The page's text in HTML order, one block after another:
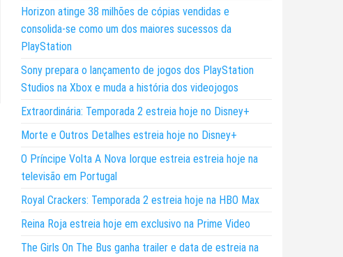
Horizon atinge 38 milhões de cópias vendidas e
consolida-se como um dos maiores sucessos da
PlayStation
Sony prepara o lançamento de jogos dos PlayStation
Studios na Xbox e muda a história dos videojogos
Extraordinária: Temporada 2 estreia hoje no Disney+
Morte e Outros Detalhes estreia hoje no Disney+
O Príncipe Volta A Nova Iorque estreia estreia hoje na
televisão em Portugal
Royal Crackers: Temporada 2 estreia hoje na HBO Max
Reina Roja estreia hoje em exclusivo na Prime Video
The Girls On The Bus ganha trailer e data de estreia na